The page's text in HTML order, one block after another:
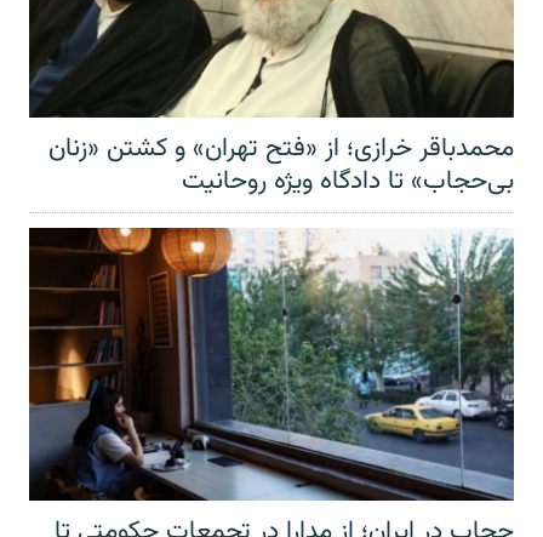
محمدباقر خرازی؛ از «فتح تهران» و کشتن «زنان
بی‌حجاب» تا دادگاه ویژه روحانیت